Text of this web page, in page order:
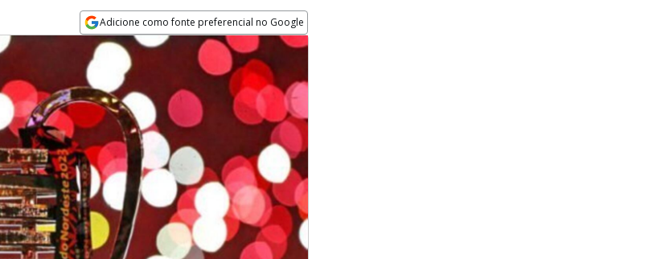
Adicione como fonte preferencial no Google
Opens in new window